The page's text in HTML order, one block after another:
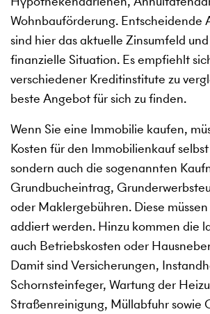
Wohnbauförderung. Entscheidende
sind hier das aktuelle Zinsumfeld
finanzielle Situation. Es empfiehlt
verschiedener Kreditinstitute zu
beste Angebot für sich zu finden.
Wenn Sie eine Immobilie kaufen,
Kosten für den Immobilienkauf
sondern auch die sogenannten
Grundbucheintrag,
oder Maklergebühren. Diese
addiert werden. Hinzu kommen die
auch Betriebskosten oder
Damit sind Versicherungen,
Schornsteinfeger, Wartung der
Straßenreinigung, Müllabfuhr sowie